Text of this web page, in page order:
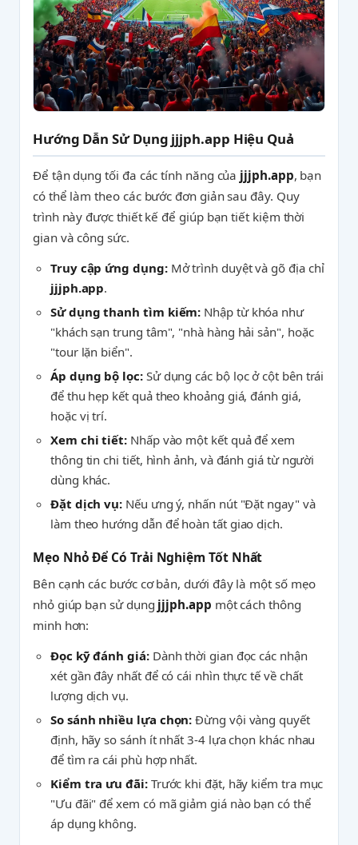
Hướng Dẫn Sử Dụng jjjph.app Hiệu Quả
Để tận dụng tối đa các tính năng của jjjph.app, bạn
có thể làm theo các bước đơn giản sau đây. Quy
trình này được thiết kế để giúp bạn tiết kiệm thời
gian và công sức.
Truy cập ứng dụng:Mở trình duyệt và gõ địa chỉ
jjjph.app.
Sử dụng thanh tìm kiếm: Nhập từ khóa như
"khách sạn trung tâm", "nhà hàng hải sản", hoặc
"tour lặn biển".
Áp dụng bộ lọc:Sử dụng các bộ lọc ở cột bên trái
để thu hẹp kết quả theo khoảng giá, đánh giá,
hoặc vị trí.
Xem chi tiết: Nhấp vào một kết quả để xem
thông tin chi tiết, hình ảnh, và đánh giá từ người
dùng khác.
Đặt dịch vụ: Nếu ưng ý, nhấn nút "Đặt ngay" và
làm theo hướng dẫn để hoàn tất giao dịch.
Mẹo Nhỏ Để Có Trải Nghiệm Tốt Nhất
Bên cạnh các bước cơ bản, dưới đây là một số mẹo
nhỏ giúp bạn sử dụng jjjph.app một cách thông
minh hơn:
Đọc kỹ đánh giá:Dành thời gian đọc các nhận
xét gần đây nhất để có cái nhìn thực tế về chất
lượng dịch vụ.
So sánh nhiều lựa chọn: Đừng vội vàng quyết
định, hãy so sánh ít nhất 3-4 lựa chọn khác nhau
để tìm ra cái phù hợp nhất.
Kiểm tra ưu đãi:Trước khi đặt, hãy kiểm tra mục
"Ưu đãi" để xem có mã giảm giá nào bạn có thể
áp dụng không.